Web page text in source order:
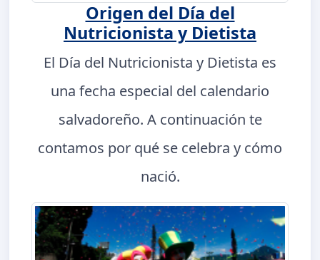
Origen del Día del
Nutricionista y Dietista
El Día del Nutricionista y Dietista es
una fecha especial del calendario
salvadoreño. A continuación te
contamos por qué se celebra y cómo
nació.